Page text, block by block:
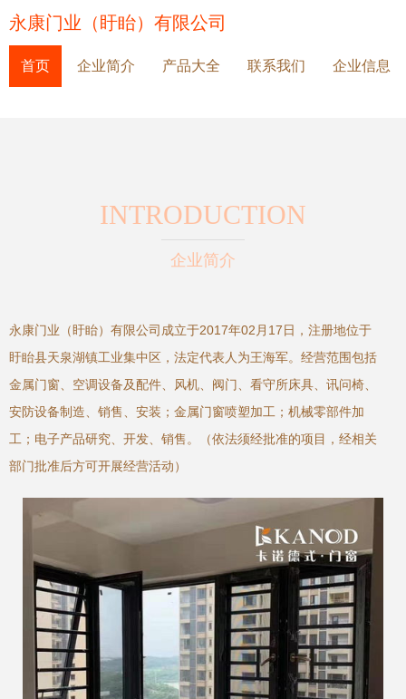
永康门业（盱眙）有限公司
首页 企业简介 产品大全 联系我们 企业信息
INTRODUCTION
企业简介
永康门业（盱眙）有限公司成立于2017年02月17日，注册地位于
盱眙县天泉湖镇工业集中区，法定代表人为王海军。经营范围包括
金属门窗、空调设备及配件、风机、阀门、看守所床具、讯问椅、
安防设备制造、销售、安装；金属门窗喷塑加工；机械零部件加
工；电子产品研究、开发、销售。（依法须经批准的项目，经相关
部门批准后方可开展经营活动）